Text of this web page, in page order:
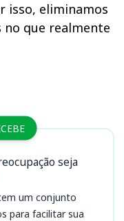
isso, eliminamos
que realmente
seja
um conjunto
para facilitar sua